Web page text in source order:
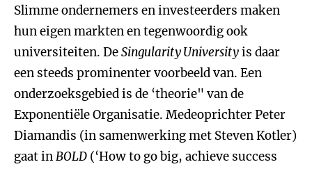
Slimme ondernemers en investeerders maken
hun eigen markten en tegenwoordig ook
universiteiten. DeSingularity Universityis daar
een steeds prominenter voorbeeld van. Een
onderzoeksgebied is de ‘theorie" van de
Exponentiële Organisatie. Medeoprichter Peter
Diamandis (in samenwerking met Steven Kotler)
gaat inBOLD (‘How to go big, achieve success